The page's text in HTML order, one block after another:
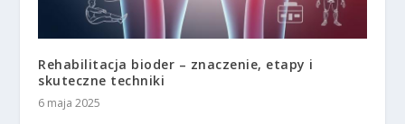
Rehabilitacja bioder – znaczenie, etapy i
skuteczne techniki
6 maja 2025